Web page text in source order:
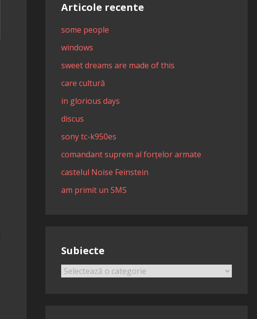
Articole recente
some people
windows
sweet dreams are made of this
care cultură
in glorious days
discus
sony tc-k950es
comandant suprem al forțelor armate
castelul Noise Feinstein
am primit un SMS
Subiecte
Subiecte